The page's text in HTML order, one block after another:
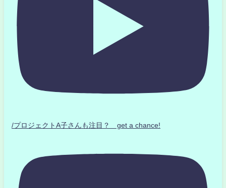
/プロジェクトA子さんも注目？ get a chance!